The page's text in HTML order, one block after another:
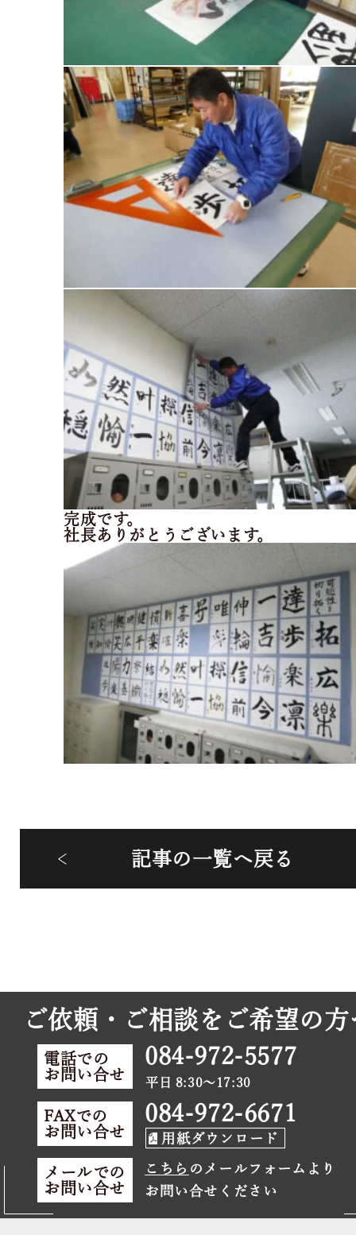
完成です。
社長ありがとうございます。
記事の一覧へ戻る
ご依頼・ご相談をご希望の方
電話での
お問い合せ
084-972-5577
平日 8:30～17:30
FAXでの
お問い合せ
084-972-6671
用紙ダウンロード
メールでの
お問い合せ
こちら のメールフォームより
お問い合せください